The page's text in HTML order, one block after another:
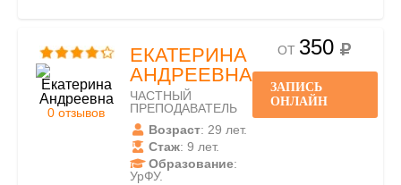
0 отзывов
ЕКАТЕРИНА
АНДРЕЕВНА
ЧАСТНЫЙ
ПРЕПОДАВАТЕЛЬ
Возраст: 29 лет.
Стаж: 9 лет.
Образование:
УрФУ.
ОТ 350
ЗАПИСЬ
ОНЛАЙН